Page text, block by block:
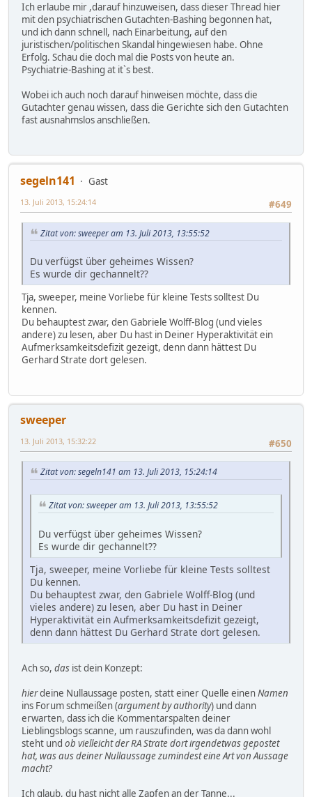
Ich erlaube mir ,darauf hinzuweisen, dass dieser Thread hier
mit den psychiatrischen Gutachten-Bashing begonnen hat,
und ich dann schnell, nach Einarbeitung, auf den
juristischen/politischen Skandal hingewiesen habe. Ohne
Erfolg. Schau die doch mal die Posts von heute an.
Psychiatrie-Bashing at it`s best.
Wobei ich auch noch darauf hinweisen möchte, dass die
Gutachter genau wissen, dass die Gerichte sich den Gutachten
fast ausnahmslos anschließen.
segeln141
Gast
#649
13. Juli 2013, 15:24:14
Zitat von: sweeper am 13. Juli 2013, 13:55:52
Du verfügst über geheimes Wissen?
Es wurde dir gechannelt??
Tja, sweeper, meine Vorliebe für kleine Tests solltest Du
kennen.
Du behauptest zwar, den Gabriele Wolff-Blog (und vieles
andere) zu lesen, aber Du hast in Deiner Hyperaktivität ein
Aufmerksamkeitsdefizit gezeigt, denn dann hättest Du
Gerhard Strate dort gelesen.
sweeper
#650
13. Juli 2013, 15:32:22
Zitat von: segeln141 am 13. Juli 2013, 15:24:14
Zitat von: sweeper am 13. Juli 2013, 13:55:52
Du verfügst über geheimes Wissen?
Es wurde dir gechannelt??
Tja, sweeper, meine Vorliebe für kleine Tests solltest
Du kennen.
Du behauptest zwar, den Gabriele Wolff-Blog (und
vieles andere) zu lesen, aber Du hast in Deiner
Hyperaktivität ein Aufmerksamkeitsdefizit gezeigt,
denn dann hättest Du Gerhard Strate dort gelesen.
Ach so, das ist dein Konzept:
hierdeine Nullaussage posten, statt einer Quelle einenNamen
ins Forum schmeißen (argument by authority) und dann
erwarten, dass ich die Kommentarspalten deiner
Lieblingsblogs scanne, um rauszufinden, was da dann wohl
steht und ob vielleicht der RA Strate dort irgendetwas gepostet
hat, was aus deiner Nullaussage zumindest eine Art von Aussage
macht?
Ich glaub, du hast nicht alle Zapfen an der Tanne...